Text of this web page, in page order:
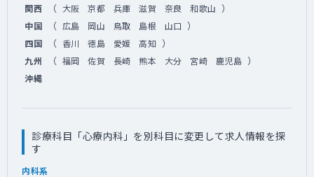
関西 （ 大阪 京都 兵庫 滋賀 奈良 和歌山 ）
中国 （ 広島 岡山 鳥取 島根 山口 ）
四国 （ 香川 徳島 愛媛 高知 ）
九州 （ 福岡 佐賀 長崎 熊本 大分 宮崎 鹿児島 ）
沖縄
診療科目「心療内科」を別科目に変更して求人情報を探
す
内科系